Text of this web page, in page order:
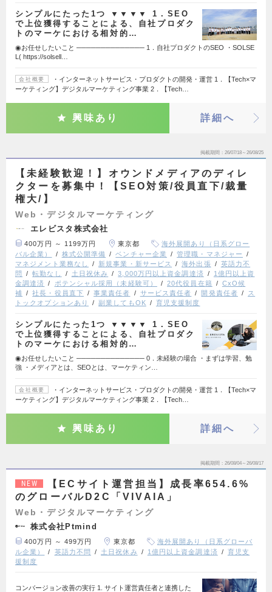
シンプルにたった1つ ▼▼▼▼ 1．SEO
で上位獲得することによる、自社プロダク
トのマーケにおける相対的…
◉お任せしたいこと ────────────── 1．自社プロダクトのSEO ・SOLSE
L( https://solsell…
会社概要
・インターネットサービス・プロダクトの開発・運営 1．【Tech×マ
ーケティング】デジタルマーケティング事業 2．【Tech…
興味あり 詳細へ
掲載期間 26/07/18～26/08/25
【未経験歓迎！】オウンドメディアのディレ
クターを募集中！【SEO対策/役員直下/裁量
権大/】
Web・デジタルマーケティング
エレビスタ株式会社
400万円 ～ 1199万円 東京都
海外展開あり（日系グロー
バル企業）
株式公開準備 ベンチャー企業
管理職・マネジャー
マネジメント業務なし
新規事業・新サービス 海外出張
英語力不
問
転勤なし 土日祝休み 3,000万円以上資金調達済
1億円以上資
金調達済
ポテンシャル採用（未経験可） 20代役員在籍
CxO候
補
社長・役員直下 事業責任者 サービス責任者 開発責任者
ス
トックオプションあり
副業してもOK 育児支援制度
シンプルにたった1つ ▼▼▼▼ 1．SEO
で上位獲得することによる、自社プロダク
トのマーケにおける相対的…
◉お任せしたいこと ────────────── 0．未経験の場合 ・まずは学習、勉
強 ・メディアとは、SEOとは、マーケティン…
会社概要
・インターネットサービス・プロダクトの開発・運営 1．【Tech×マ
ーケティング】デジタルマーケティング事業 2．【Tech…
興味あり 詳細へ
掲載期間 26/08/04～26/08/17
NEW
【ECサイト運営担当】成長率654.6%
のグローバルD2C「VIVAIA」
Web・デジタルマーケティング
株式会社Ptmind
400万円 ～ 499万円 東京都
海外展開あり（日系グローバ
ル企業）
英語力不問 土日祝休み 1億円以上資金調達済
育児支
援制度
コンバージョン改善の実行 1. サイト運営責任者と連携した